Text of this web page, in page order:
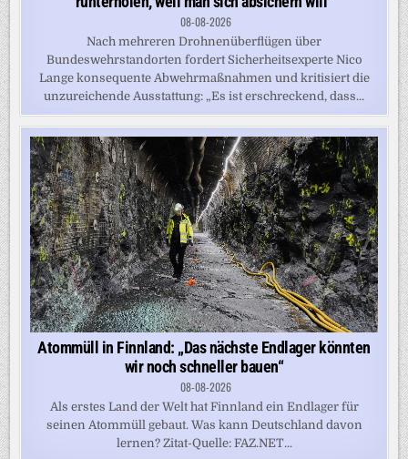
08-08-2026
Nach mehreren Drohnenüberflügen über
Bundeswehrstandorten fordert Sicherheitsexperte Nico
Lange konsequente Abwehrmaßnahmen und kritisiert die
unzureichende Ausstattung: „Es ist erschreckend, dass...
Atommüll in Finnland: „Das nächste Endlager könnten
wir noch schneller bauen“
08-08-2026
Als erstes Land der Welt hat Finnland ein Endlager für
seinen Atommüll gebaut. Was kann Deutschland davon
lernen? Zitat-Quelle: FAZ.NET...